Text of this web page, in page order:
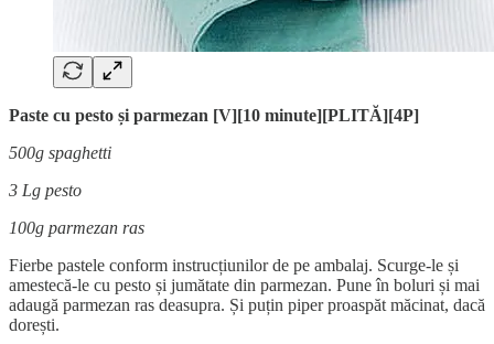
Paste cu pesto și parmezan [V][10 minute][PLITĂ][4P]
500g spaghetti
3 Lg pesto
100g parmezan ras
Fierbe pastele conform instrucțiunilor de pe ambalaj. Scurge-le și
amestecă-le cu pesto și jumătate din parmezan. Pune în boluri și mai
adaugă parmezan ras deasupra. Și puțin piper proaspăt măcinat, dacă
dorești.